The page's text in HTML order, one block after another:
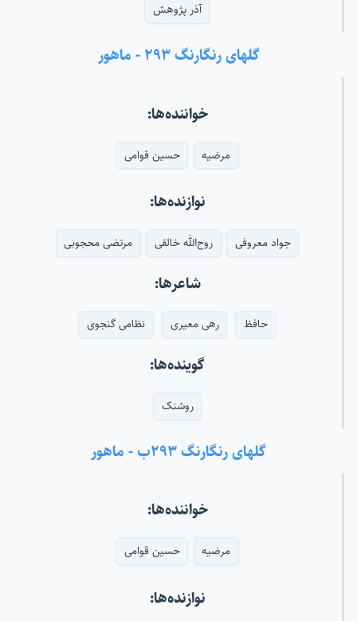
آذر پژوهش
گلهای رنگارنگ ۲۹۳ - ماهور
خواننده‌ها:
مرضیه حسین قوامی
نوازنده‌ها:
جواد معروفی روح‌الله خالقی مرتضی محجوبی
شاعرها:
حافظ رهی معیری نظامی گنجوی
گوینده‌ها:
روشنک
گلهای رنگارنگ ۲۹۳ب - ماهور
خواننده‌ها:
مرضیه حسین قوامی
نوازنده‌ها: